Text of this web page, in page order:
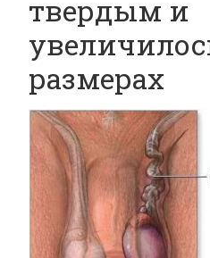
твердым и
размерах